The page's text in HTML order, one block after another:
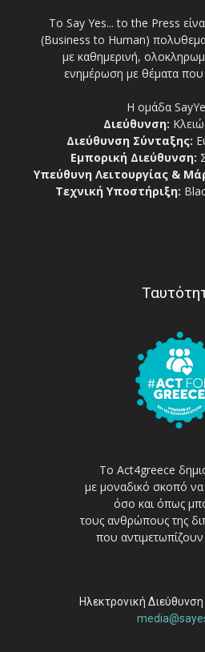
Το Say Yes... to the Press
(Business to Human)
με καθημερινή,
ενημέρωση με θέματα
Η ομάδα
Διεύθυνση:
Διεύθυνση Σύνταξης:
Εμπορική Διεύθυνση:
Υπεύθυνη Λειτουργίας &
Τεχνική Υποστήριξη:
Το Act4greece
με μοναδικό σκοπό
όσο και όπως
τους ανθρώπους της
που
Ηλεκτρονική